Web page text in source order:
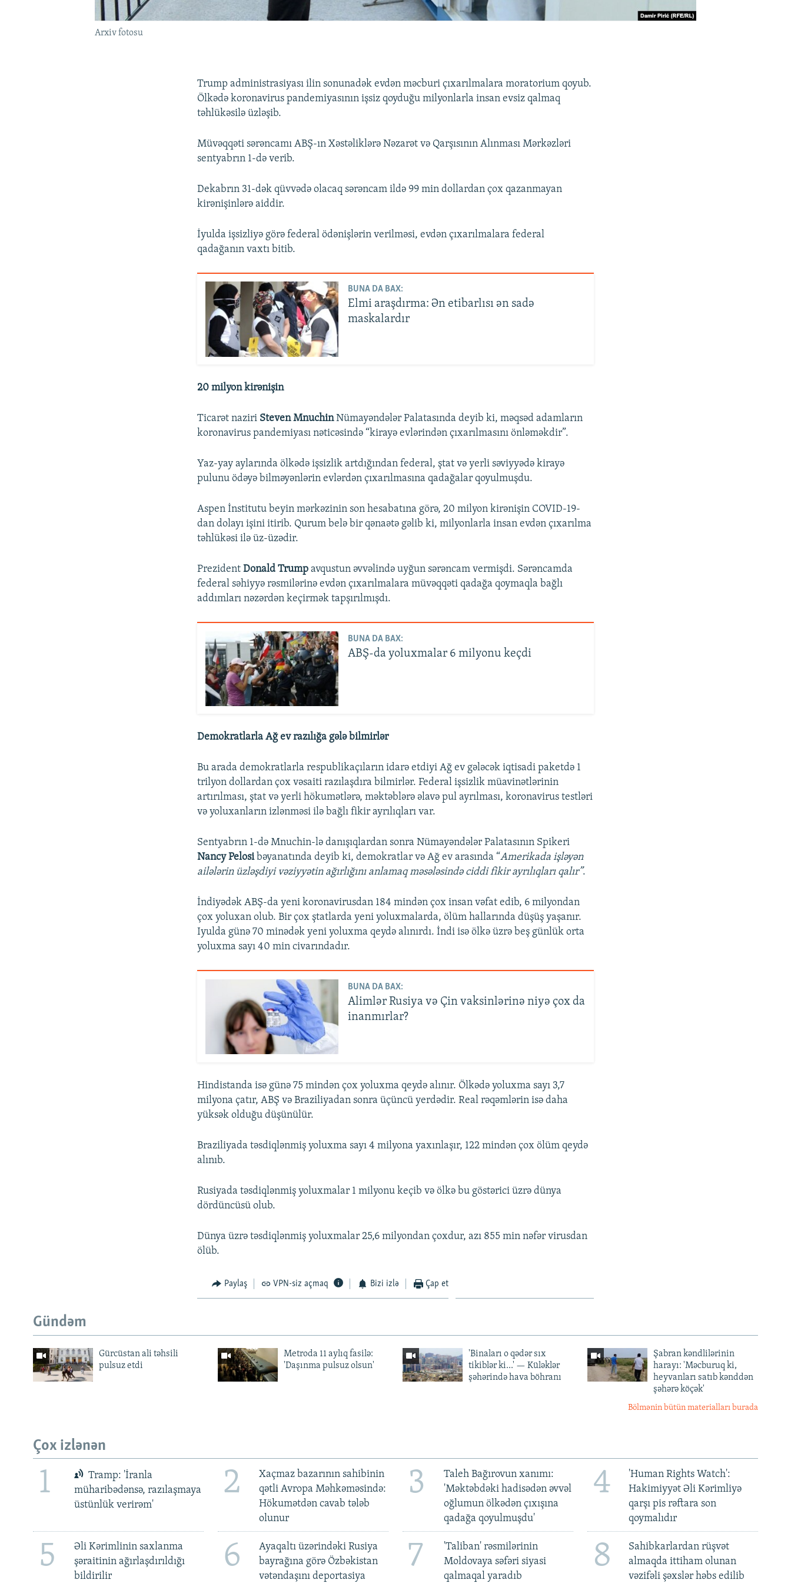
Arxiv fotosu
Trump administrasiyası ilin sonunadək evdən məcburi çıxarılmalara moratorium qoyub.
Ölkədə koronavirus pandemiyasının işsiz qoyduğu milyonlarla insan evsiz qalmaq
təhlükəsilə üzləşib.
Müvəqqəti sərəncamı ABŞ-ın Xəstəliklərə Nəzarət və Qarşısının Alınması Mərkəzləri
sentyabrın 1-də verib.
Dekabrın 31-dək qüvvədə olacaq sərəncam ildə 99 min dollardan çox qazanmayan
kirənişinlərə aiddir.
İyulda işsizliyə görə federal ödənişlərin verilməsi, evdən çıxarılmalara federal
qadağanın vaxtı bitib.
BUNA DA BAX:
Elmi araşdırma: Ən etibarlısı ən sadə
maskalardır
20 milyon kirənişin
Ticarət naziri Steven MnuchinNümayəndələr Palatasında deyib ki, məqsəd adamların
koronavirus pandemiyası nəticəsində “kirayə evlərindən çıxarılmasını önləməkdir”.
Yaz-yay aylarında ölkədə işsizlik artdığından federal, ştat və yerli səviyyədə kirayə
pulunu ödəyə bilməyənlərin evlərdən çıxarılmasına qadağalar qoyulmuşdu.
Aspen İnstitutu beyin mərkəzinin son hesabatına görə, 20 milyon kirənişin COVID-19-
dan dolayı işini itirib. Qurum belə bir qənaətə gəlib ki, milyonlarla insan evdən çıxarılma
təhlükəsi ilə üz-üzədir.
PrezidentDonald Trump avqustun əvvəlində uyğun sərəncam vermişdi. Sərəncamda
federal səhiyyə rəsmilərinə evdən çıxarılmalara müvəqqəti qadağa qoymaqla bağlı
addımları nəzərdən keçirmək tapşırılmışdı.
BUNA DA BAX:
ABŞ-da yoluxmalar 6 milyonu keçdi
Demokratlarla Ağ ev razılığa gələ bilmirlər
Bu arada demokratlarla respublikaçıların idarə etdiyi Ağ ev gələcək iqtisadi paketdə 1
trilyon dollardan çox vəsaiti razılaşdıra bilmirlər. Federal işsizlik müavinətlərinin
artırılması, ştat və yerli hökumətlərə, məktəblərə əlavə pul ayrılması, koronavirus testləri
və yoluxanların izlənməsi ilə bağlı fikir ayrılıqları var.
Sentyabrın 1-də Mnuchin-lə danışıqlardan sonra Nümayəndələr Palatasının Spikeri
Nancy Pelosibəyanatında deyib ki, demokratlar və Ağ ev arasında “Amerikada işləyən
ailələrin üzləşdiyi vəziyyətin ağırlığını anlamaq məsələsində ciddi fikir ayrılıqları qalır”.
İndiyədək ABŞ-da yeni koronavirusdan 184 mindən çox insan vəfat edib, 6 milyondan
çox yoluxan olub. Bir çox ştatlarda yeni yoluxmalarda, ölüm hallarında düşüş yaşanır.
Iyulda günə 70 minədək yeni yoluxma qeydə alınırdı. İndi isə ölkə üzrə beş günlük orta
yoluxma sayı 40 min civarındadır.
BUNA DA BAX:
Alimlər Rusiya və Çin vaksinlərinə niyə çox da
inanmırlar?
Hindistanda isə günə 75 mindən çox yoluxma qeydə alınır. Ölkədə yoluxma sayı 3,7
milyona çatır, ABŞ və Braziliyadan sonra üçüncü yerdədir. Real rəqəmlərin isə daha
yüksək olduğu düşünülür.
Braziliyada təsdiqlənmiş yoluxma sayı 4 milyona yaxınlaşır, 122 mindən çox ölüm qeydə
alınıb.
Rusiyada təsdiqlənmiş yoluxmalar 1 milyonu keçib və ölkə bu göstərici üzrə dünya
dördüncüsü olub.
Dünya üzrə təsdiqlənmiş yoluxmalar 25,6 milyondan çoxdur, azı 855 min nəfər virusdan
ölüb.
Paylaş VPN-siz açmaq Bizi izlə Çap et
Gündəm
Gürcüstan ali təhsili
pulsuz etdi
Metroda 11 aylıq fasilə:
'Daşınma pulsuz olsun'
'Binaları o qədər sıx
tikiblər ki...' — Küləklər
şəhərində hava böhranı
Şabran kəndlilərinin
harayı: 'Məcburuq ki,
heyvanları satıb kənddən
şəhərə köçək'
Bölmənin bütün materialları burada
Çox izlənən
1
Tramp: 'İranla
müharibədənsə, razılaşmaya
üstünlük verirəm'
2
Xaçmaz bazarının sahibinin
qətli Avropa Məhkəməsində:
Hökumətdən cavab tələb
olunur
3
Taleh Bağırovun xanımı:
'Məktəbdəki hadisədən əvvəl
oğlumun ölkədən çıxışına
qadağa qoyulmuşdu'
4
'Human Rights Watch':
Hakimiyyət Əli Kərimliyə
qarşı pis rəftara son
qoymalıdır
5
Əli Kərimlinin saxlanma
şəraitinin ağırlaşdırıldığı
bildirilir
6
Ayaqaltı üzərindəki Rusiya
bayrağına görə Özbəkistan
vətəndaşını deportasiya
7
'Taliban' rəsmilərinin
Moldovaya səfəri siyasi
qalmaqal yaradıb
8
Sahibkarlardan rüşvət
almaqda ittiham olunan
vəzifəli şəxslər həbs edilib